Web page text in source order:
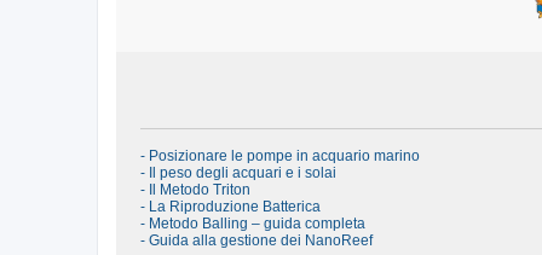
- Posizionare le pompe in acquario marino
- Il peso degli acquari e i solai
- Il Metodo Triton
- La Riproduzione Batterica
- Metodo Balling – guida completa
- Guida alla gestione dei NanoReef